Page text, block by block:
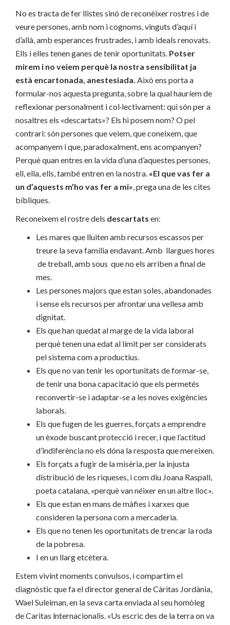
No es tracta de fer llistes sinó de reconèixer rostres i de
veure persones, amb nom i cognoms, vinguts d’aquí i
d’allà, amb esperances frustrades, i amb ideals renovats.
Ells i elles tenen ganes de tenir oportunitats. Potser
mirem i no veiem perquè la nostra sensibilitat ja
està encartonada, anestesiada. Això ens porta a
formular-nos aquesta pregunta, sobre la qual hauríem de
reflexionar personalment i col·lectivament: qui són per a
nosaltres els «descartats»? Els hi posem nom? O pel
contrari: són persones que veiem, que coneixem, que
acompanyem i que, paradoxalment, ens acompanyen?
Perquè quan entres en la vida d’una d’aquestes persones,
ell, ella, ells, també entren en la nostra. «El que vas fer a
un d’aquests m’ho vas fer a mi», prega una de les cites
bíbliques.
Reconeixem el rostre dels descartats en:
Les mares que lluiten amb recursos escassos per
treure la seva família endavant. Amb llargues hores
de treball, amb sous que no els arriben a final de
mes.
Les persones majors que estan soles, abandonades
i sense els recursos per afrontar una vellesa amb
dignitat.
Els que han quedat al marge de la vida laboral
perquè tenen una edat al límit per ser considerats
pel sistema com a productius.
Els que no van tenir les oportunitats de formar-se,
de tenir una bona capacitació que els permetés
reconvertir-se i adaptar-se a les noves exigències
laborals.
Els que fugen de les guerres, forçats a emprendre
un èxode buscant protecció i recer, i que l’actitud
d’indiferència no els dóna la resposta que mereixen.
Els forçats a fugir de la misèria, per la injusta
distribució de les riqueses, i com diu Joana Raspall,
poeta catalana, «perquè van néixer en un altre lloc».
Els que estan en mans de màfies i xarxes que
consideren la persona com a mercaderia.
Els que no tenen les oportunitats de trencar la roda
de la pobresa.
I en un llarg etcètera.
Estem vivint moments convulsos, i compartim el
diagnòstic que fa el director general de Càritas Jordània,
Wael Suleiman, en la seva carta enviada al seu homòleg
de Caritas lnternacionalis. «Us escric des de la terra on va